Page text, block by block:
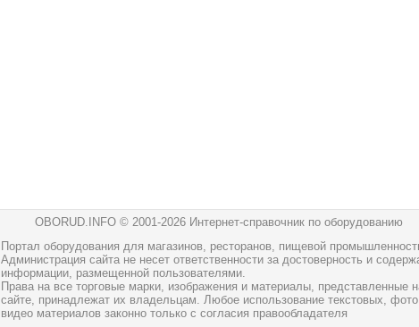
OBORUD.INFO © 2001-2026 Интернет-справочник по оборудованию
Портал оборудования для магазинов, ресторанов, пищевой
Администрация сайта не несет ответственности за достоверность и
информации, размещенной пользователями.
Права на все торговые марки, изображения и материалы, представленные
сайте, принадлежат их владельцам. Любое использование текстовых,
видео материалов законно только с согласия правообладателя